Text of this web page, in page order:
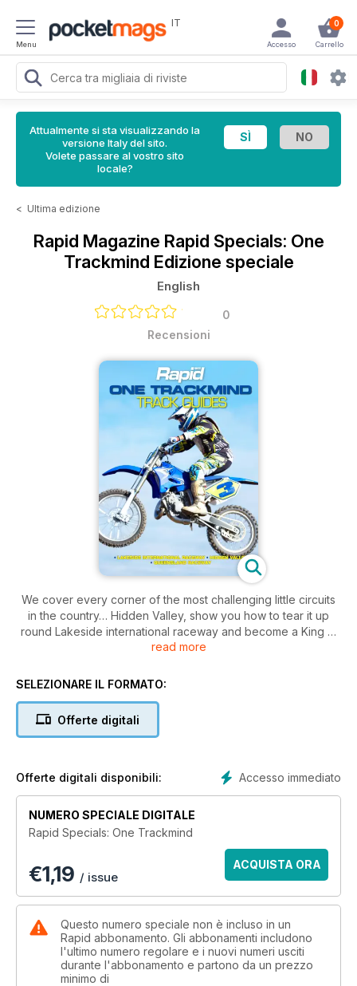
Menu
IT 0
Carrello
Accesso
Attualmente si sta visualizzando la
versione Italy del sito.
Volete passare al vostro sito
locale?
< Ultima edizione
Rapid Magazine Rapid Specials: One
Trackmind Edizione speciale
English
0
Recensioni
We cover every corner of the most challenging little circuits
in the country… Hidden Valley, show you how to tear it up
round Lakeside international raceway and become a King at
Queensland raceway!
read more
SELEZIONARE IL FORMATO:
Offerte digitali
Accesso immediato
Offerte digitali disponibili:
NUMERO SPECIALE DIGITALE
Rapid Specials: One Trackmind
€1,19 / issue
ACQUISTA ORA
Questo numero speciale non è incluso in un
Rapid abbonamento. Gli abbonamenti includono
l'ultimo numero regolare e i nuovi numeri usciti
durante l'abbonamento e partono da un prezzo
minimo di